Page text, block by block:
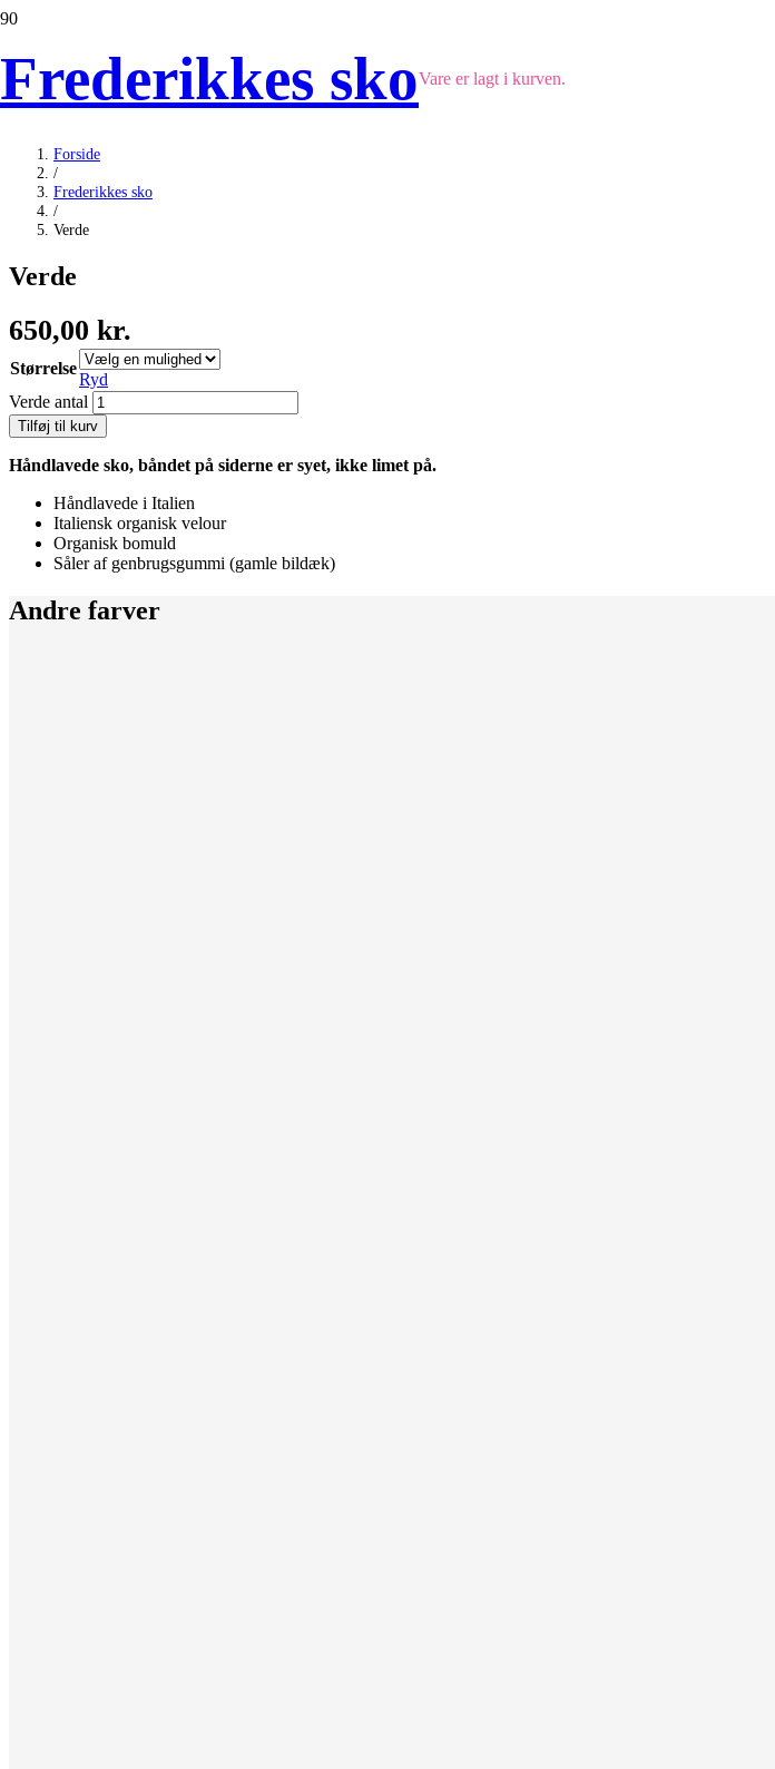
Frederikkes skoVare er lagt i kurven.
Forside
/
Frederikkes sko
/
Verde
Verde
650,00 kr.
Størrelse
Ryd
Verde antal
Tilføj til kurv
Håndlavede sko, båndet på siderne er syet, ikke limet på.
Håndlavede i Italien
Italiensk organisk velour
Organisk bomuld
Såler af genbrugsgummi (gamle bildæk)
Andre farver